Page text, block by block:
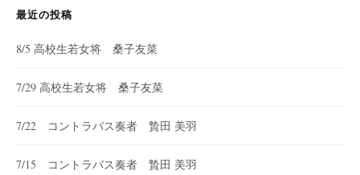
最近の投稿
8/5 高校生若女将 桑子友菜
7/29 高校生若女将 桑子友菜
7/22 コントラバス奏者 贄田 美羽
7/15 コントラバス奏者 贄田 美羽